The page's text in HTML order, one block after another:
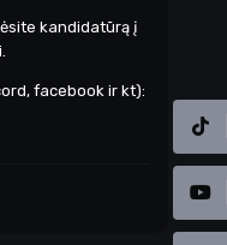
kandidatūrą į
facebook ir kt):